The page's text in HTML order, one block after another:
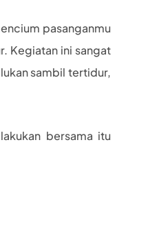
pasanganmu
Kegiatan ini sangat
sambil tertidur,
bersama itu